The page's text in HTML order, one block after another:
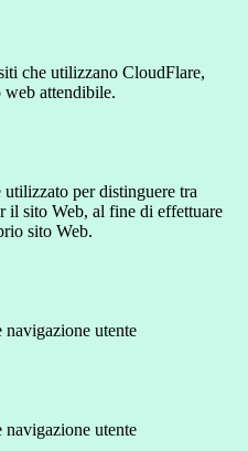
che utilizzano CloudFlare,
attendibile.
per distinguere tra
il sito Web, al fine di effettuare
sito Web.
utente
utente